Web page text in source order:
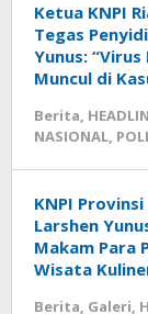
Ketua KNPI
Tegas
Yunus:
Muncul di
Berita,
NASIONAL,
KNPI
Larshen
Makam Para
Wisata
Berita, Galeri,